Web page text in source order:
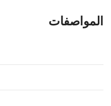
المواصفات